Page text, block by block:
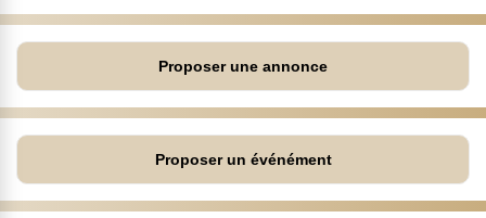
Proposer une annonce
Proposer un événément